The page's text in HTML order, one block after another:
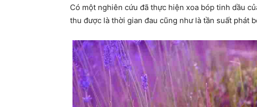
Có một nghiên cứu đã thực hiện xoa bóp tinh dầu
thu được là thời gian đau cũng như là tần suất phát